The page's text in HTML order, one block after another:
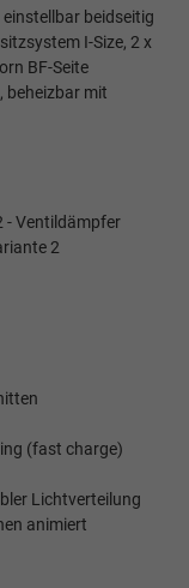
beidseitig
I-Size, 2 x
BF-Seite
beheizbar mit
- Ventildämpfer
2
(fast charge)
Lichtverteilung
animiert